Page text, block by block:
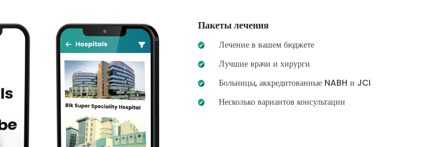
Пакеты лечения
Лечение в вашем бюджете
Лучшие врачи и хирурги
Больницы, аккредитованные NABH и JCI
Несколько вариантов консультации